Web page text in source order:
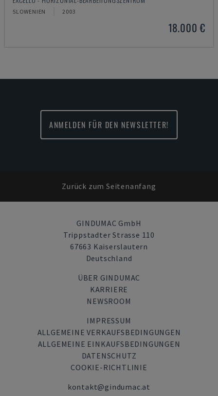
SLOWENIEN 2003
18.000 €
ANMELDEN FÜR DEN NEWSLETTER!
Zurück zum Seitenanfang
GINDUMAC GmbH
Trippstadter Strasse 110
67663 Kaiserslautern
Deutschland
ÜBER GINDUMAC
KARRIERE
NEWSROOM
IMPRESSUM
ALLGEMEINE VERKAUFSBEDINGUNGEN
ALLGEMEINE EINKAUFSBEDINGUNGEN
DATENSCHUTZ
COOKIE-RICHTLINIE
kontakt@gindumac.at